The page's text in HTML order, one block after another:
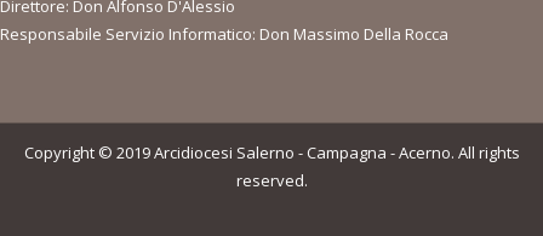
Direttore: Don Alfonso D'Alessio
Responsabile Servizio Informatico: Don Massimo Della Rocca
Copyright © 2019 Arcidiocesi Salerno - Campagna - Acerno. All rights
reserved.